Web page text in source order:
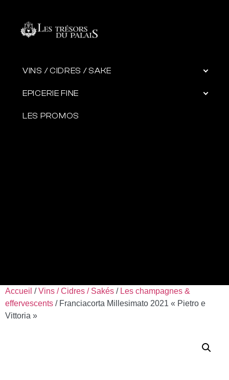
VINS / CIDRES / SAKE
EPICERIE FINE
LES PROMOS
Accueil /Vins / Cidres / Sakés / Les champagnes &
effervescents / Franciacorta Millesimato 2021 « Pietro e
Vittoria »